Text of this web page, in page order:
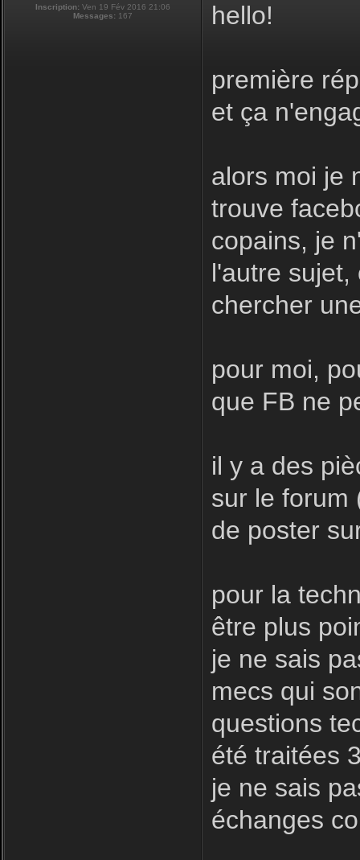
Inscription: Ven 19 Fév 2016 21:06
Messages: 167 hello!
première
et ça
alors moi je
trouve
copains, je
l'autre
chercher
pour moi,
que FB ne
il y a des
sur le forum
de poster
pour la
être plus
je ne sais
mecs qui
questions
été traitées
je ne sais
échanges